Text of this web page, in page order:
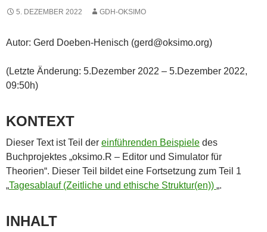
5. DEZEMBER 2022 GDH-OKSIMO
Autor: Gerd Doeben-Henisch (gerd@oksimo.org)
(Letzte Änderung: 5.Dezember 2022 – 5.Dezember 2022,
09:50h)
KONTEXT
Dieser Text ist Teil der einführenden Beispiele des
Buchprojektes „oksimo.R – Editor und Simulator für
Theorien“. Dieser Teil bildet eine Fortsetzung zum Teil 1
„Tagesablauf (Zeitliche und ethische Struktur(en)) „.
INHALT